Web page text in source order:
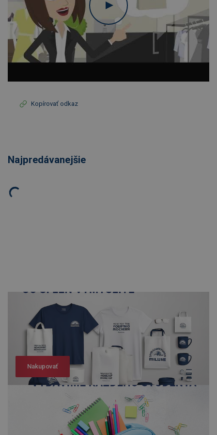
Kopírovať odkaz
Najpredávanejšie
Nakupovať